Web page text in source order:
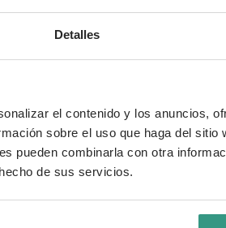
Detalles
el contenido y los anuncios,
sobre el uso que haga del sitio
pueden combinarla con otra
de sus servicios.
varillas)
Difusor de aromas
Lantern Edition negra
79,95 €
Producto con envío rebajado